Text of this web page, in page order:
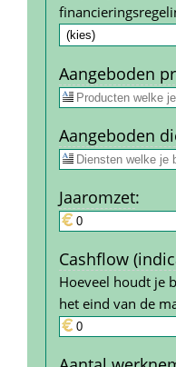
Aangeboden
Aangeboden
Jaar­omzet:
Cashflow
Hoeveel houdt je
het eind van de